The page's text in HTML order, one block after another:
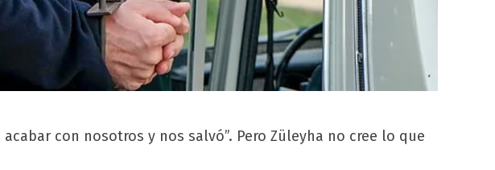
con nosotros y nos salvó”. Pero Züleyha no cree lo que